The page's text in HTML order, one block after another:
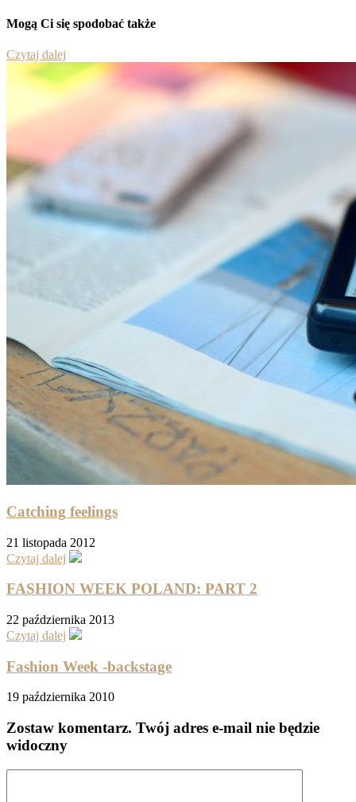
Mogą Ci się spodobać także
Czytaj dalej
Catching feelings
21 listopada 2012
Czytaj dalej
FASHION WEEK POLAND: PART 2
22 października 2013
Czytaj dalej
Fashion Week -backstage
19 października 2010
Zostaw komentarz. Twój adres e-mail nie będzie
widoczny